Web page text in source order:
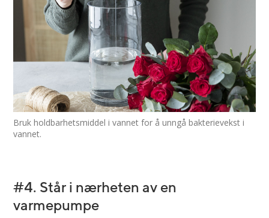
Bruk holdbarhetsmiddel i vannet for å unngå bakterievekst i
vannet.
#4. Står i nærheten av en
varmepumpe